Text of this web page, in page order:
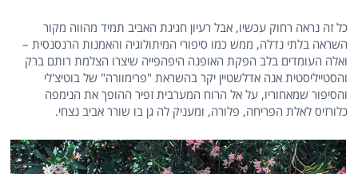
כל זה נראה רחוק עכשיו, אבל רעיון חגיגת האביב תמיד מהווה מקור
השראה בלתי נדלה, ממש כמו סיפורי המיתולוגיה והאמנות הרנסנסית –
ואלה העומדים בלב הפקת האופנה היפהפייה שיצרו הצלמת רותם ברק
והסטייליסטית אנה אדלשטיין יקר בהשראת "פרימוורה" של בוטיצ'לי
והסיפור שמאחוריו, על אל הרוח המערבית זפיר ההופך את הנימפה
כלורזיס לאלת הפריחה, פלורה, ומעניק לה גן בו שורר אביב נצחי.